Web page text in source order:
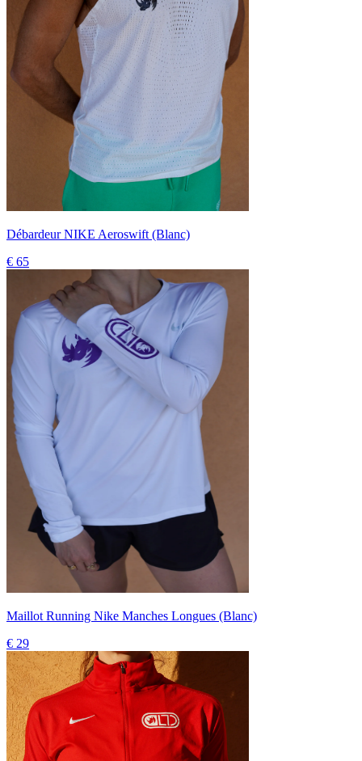
Débardeur NIKE Aeroswift (Blanc)
€ 65
Maillot Running Nike Manches Longues (Blanc)
€ 29